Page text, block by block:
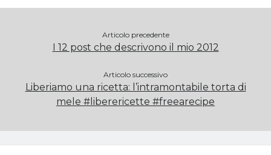
Articolo precedente
I 12 post che descrivono il mio 2012
Articolo successivo
Liberiamo una ricetta: l’intramontabile torta di
mele #liberericette #freearecipe